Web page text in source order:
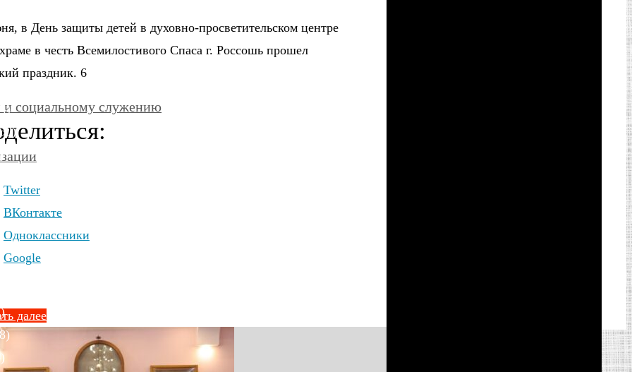
и социальному служению
в День защиты детей в духовно-просветительском центре
в честь Всемилостивого Спаса г. Россошь прошел
праздник. 6
Twitter
ВКонтакте
Одноклассники
Google
далее